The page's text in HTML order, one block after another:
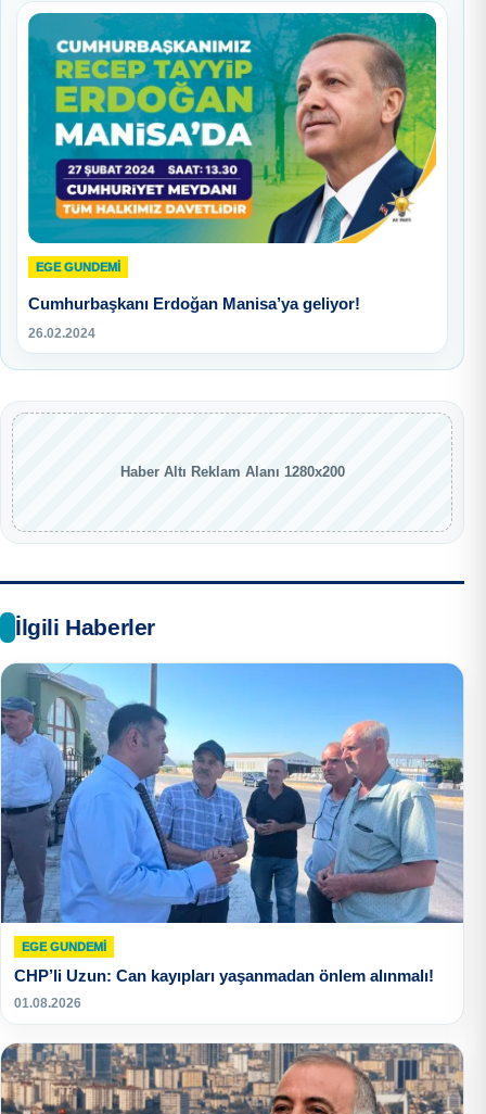
EGE GUNDEMİ
Cumhurbaşkanı Erdoğan Manisa’ya geliyor!
26.02.2024
Haber Altı Reklam Alanı 1280x200
İlgili Haberler
EGE GUNDEMİ
CHP’li Uzun: Can kayıpları yaşanmadan önlem alınmalı!
01.08.2026